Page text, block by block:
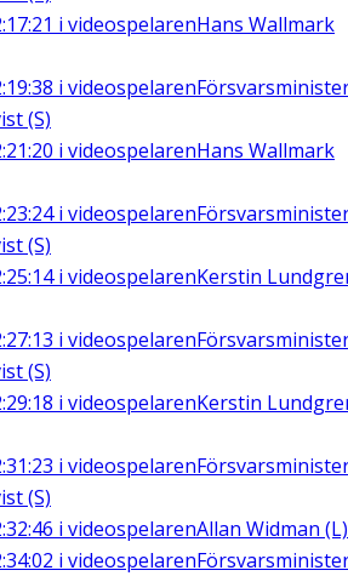
i videospelarenHans Wallmark
i videospelaren
(S)
i videospelarenHans Wallmark
i videospelaren
(S)
i videospelarenKerstin
i videospelaren
(S)
i videospelarenKerstin
i videospelaren
(S)
i videospelarenAllan Widman (L)
i videospelaren